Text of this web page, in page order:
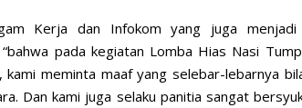
Kerja dan Infokom yang juga
pada kegiatan Lomba Hias Nasi
kami meminta maaf yang selebar-lebarnya
Dan kami juga selaku panitia sangat